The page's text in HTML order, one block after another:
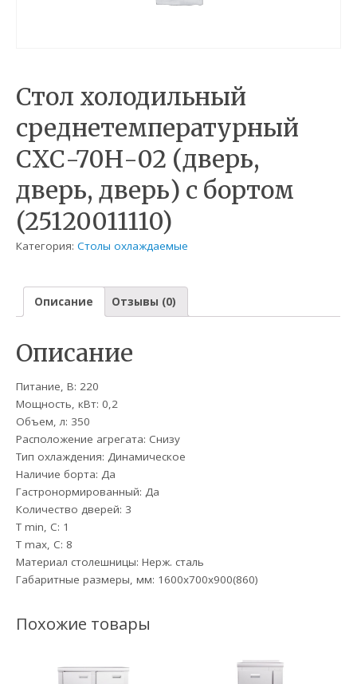
Стол холодильный
среднетемпературный
СХС-70Н-02 (дверь,
дверь, дверь) с бортом
(25120011110)
Категория:Столы охлаждаемые
Описание Отзывы (0)
Описание
Питание, В: 220
Мощность, кВт: 0,2
Объем, л: 350
Расположение агрегата: Снизу
Тип охлаждения: Динамическое
Наличие борта: Да
Гастронормированный: Да
Количество дверей: 3
Т min, С: 1
Т max, С: 8
Материал столешницы: Нерж. сталь
Габаритные размеры, мм: 1600х700х900(860)
Похожие товары